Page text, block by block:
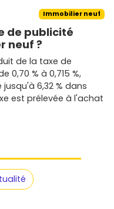
balcons,terrasses ,
chaussée bien
2020 : isolation
sobres, facture
derecharge
rapides.
la revente et la
ton achat
le coût réel du crédit
Immobilier neuf
de publicité
neuf ?
de la taxe de
0,70 % à 0,715 %,
6,32 % dans
est prélevée à l'achat